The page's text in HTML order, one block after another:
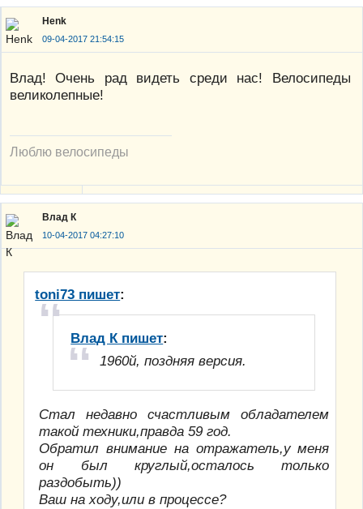
Henk
09-04-2017 21:54:15
Влад! Очень рад видеть среди нас! Велосипеды
великолепные!
Люблю велосипеды
Влад К
10-04-2017 04:27:10
toni73 пишет:
Влад К пишет:
1960й, поздняя версия.
Стал недавно счастливым обладателем
такой техники,правда 59 год.
Обратил внимание на отражатель,у меня
он был круглый,осталось только
раздобыть))
Ваш на ходу,или в процессе?